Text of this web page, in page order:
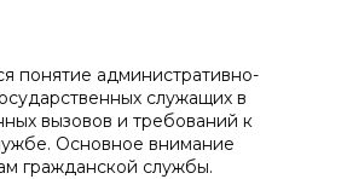
понятие административно-
служащих в
вызовов и требований к
Основное внимание
гражданской службы.